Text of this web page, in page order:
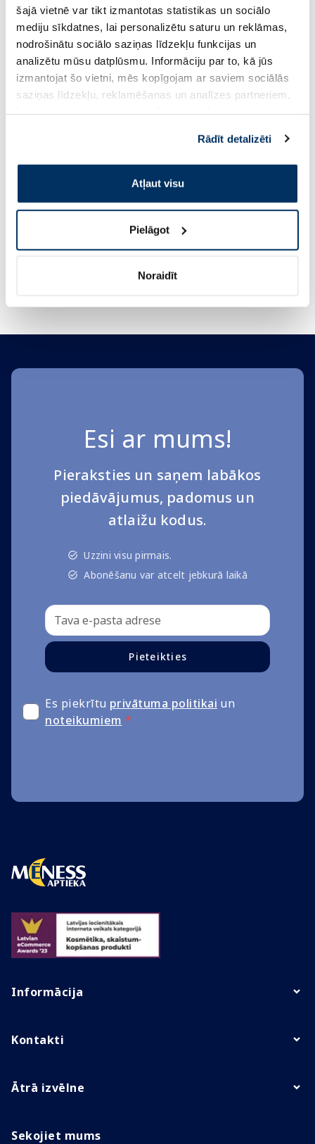
šajā vietnē var tikt izmantotas statistikas un sociālo
mediju sīkdatnes, lai personalizētu saturu un reklāmas,
nodrošinātu sociālo saziņas līdzekļu funkcijas un
analizētu mūsu datplūsmu. Informāciju par to, kā jūs
izmantojat šo vietni, mēs kopīgojam ar saviem sociālās
saziņas līdzekļu, reklamēšanas un analīzes partneriem,
pakalpojumus. Ja piekrītat šo papildu sīkdatņu
izmantošanai, lūdzu, atzīmējiet savu izvēli:
Rādīt detalizēti
Atļaut visu
Pielāgot
Noraidīt
Citi jaunumi
Padomi veselībai un skaistumamVienmēr noderīga informācija
InformacijaiVeselība
Kā atpazīt sirds aritmiju un kad sirds
aritmija ir bīstama?
Esi ar mums!
Pieraksties un saņem labākos
piedāvājumus, padomus un
atlaižu kodus.
Uzzini visu pirmais.
Abonēšanu var atcelt jebkurā laikā
Pieteikties
Es piekrītu privātuma politikai un
noteikumiem *
Informācija
Kontakti
Ātrā izvēlne
Sekojiet mums